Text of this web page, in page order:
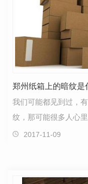
郑州纸箱上的暗纹是
我们可能都见到过，
纹，那可能很多人心
是什么呢？下面小编
2017-11-09